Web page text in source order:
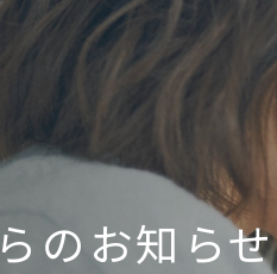
のお知らせ